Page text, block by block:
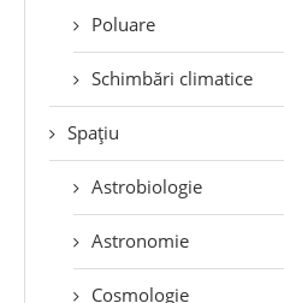
Poluare
Schimbări climatice
Spațiu
Astrobiologie
Astronomie
Cosmologie